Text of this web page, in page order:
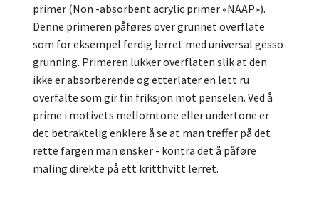
primer (Non -absorbent acrylic primer «NAAP»).
Denne primeren påføres over grunnet overflate
som for eksempel ferdig lerret med universal gesso
grunning. Primeren lukker overflaten slik at den
ikke er absorberende og etterlater en lett ru
overfalte som gir fin friksjon mot penselen. Ved å
prime i motivets mellomtone eller undertone er
det betraktelig enklere å se at man treffer på det
rette fargen man ønsker - kontra det å påføre
maling direkte på ett kritthvitt lerret.